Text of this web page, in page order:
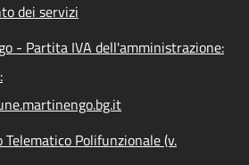
dei servizi
- Partita IVA dell'amministrazione:
Polifunzionale (v.